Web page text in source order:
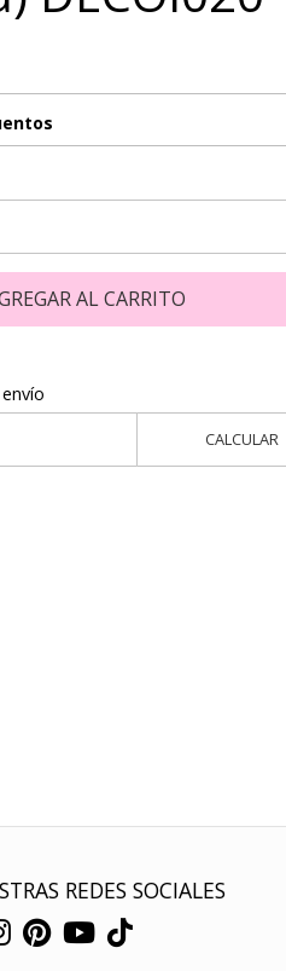
AL CARRITO
CALCULAR
REDES SOCIALES